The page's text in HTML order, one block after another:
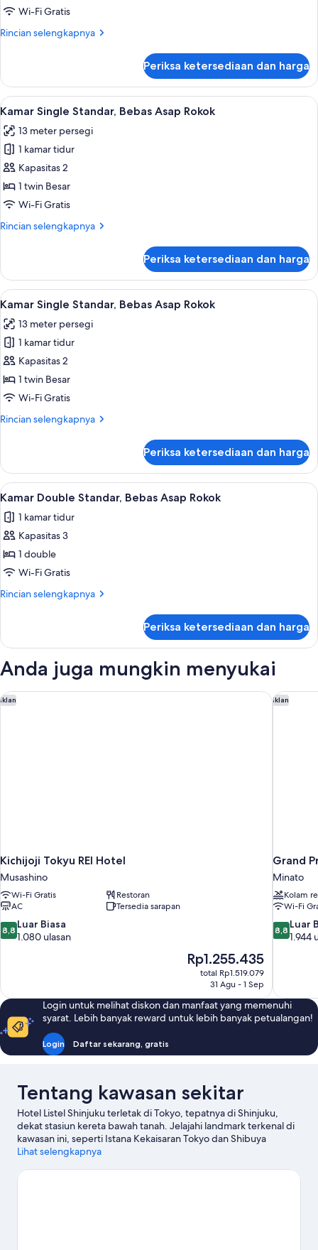
Rokok
Bebas
Rokok
Wi-Fi Gratis
Rincian selengkapnya
Rincian
Kamar
Double,
Bebas
Rokok
Periksa ketersediaan dan harga
Lihat
semua
foto
untuk
Kamar
Single
Standar,
Asap
Meja kerja, tirai kedap cahaya,
7
Kamar Single Standar, Bebas Asap Rokok
13 meter persegi
1 kamar tidur
Kapasitas 2
1 twin Besar
Wi-Fi Gratis
Rincian selengkapnya
Rincian
Kamar
Single
Standar,
Asap
Rokok
Periksa ketersediaan dan harga
Lihat
semua
foto
untuk
Kamar
Single
Standar,
Asap
Meja kerja, tirai kedap cahaya,
6
Kamar Single Standar, Bebas Asap Rokok
13 meter persegi
1 kamar tidur
Kapasitas 2
1 twin Besar
Wi-Fi Gratis
Rincian selengkapnya
Rincian
Kamar
Single
Standar,
Asap
Rokok
Periksa ketersediaan dan harga
Lihat
semua
foto
untuk
Kamar
Double
Standar,
Rokok
Meja kerja, tirai kedap cahaya,
11
Kamar Double Standar, Bebas Asap Rokok
1 kamar tidur
Kapasitas 3
1 double
Wi-Fi Gratis
Rincian selengkapnya
Rincian
Kamar
Standar,
Asap
Rokok
Periksa ketersediaan dan harga
Anda juga mungkin menyukai
Iklan
Kichijoji Tokyu REI Hotel
Musashino
Wi-Fi Gratis
Restoran
AC
Tersedia sarapan
8.8
dari
1.080
ulasan
8,8 Luar Biasa
1.080 ulasan
Harga
sekarang
Rp1.255.435
Rp1.255.435
total Rp1.519.079
31 Agu - 1 Sep
Kichijoji Tokyu REI Hotel Iklan
Grand
Minato
Kolam
Wi-Fi
8.8
dari
1.944
ulasan
8,8 Luar
1.944
Grand
Login untuk melihat diskon dan manfaat yang memenuhi
syarat. Lebih banyak reward untuk lebih banyak petualangan!
Login Daftar sekarang, gratis
Tentang kawasan sekitar
Hotel Listel Shinjuku terletak di Tokyo, tepatnya di Shinjuku,
dekat stasiun kereta bawah tanah. Jelajahi landmark terkenal di
kawasan ini, seperti Istana Kekaisaran Tokyo dan Shibuya
Crossing, atau nikmati budayanya dengan singgah di Museum
periksa National Stadium atau Kubah Tokyo.
Lihat selengkapnya